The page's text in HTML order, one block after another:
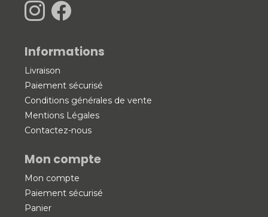
Informations
Livraison
Paiement sécurisé
Conditions générales de vente
Mentions Légales
Contactez-nous
Mon compte
Mon compte
Paiement sécurisé
Panier